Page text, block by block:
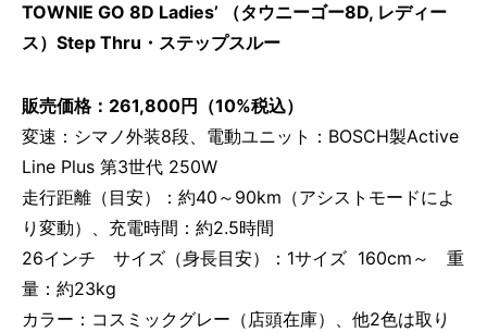
TOWNIE GO 8D Ladies’ （タウニーゴー8D, レディー
ス）Step Thru・ステップスルー
販売価格：261,800円（10%税込）
変速：シマノ外装8段、電動ユニット：BOSCH製Active
Line Plus 第3世代 250W
走行距離（目安）：約40～90km（アシストモードによ
り変動）、充電時間：約2.5時間
26インチ サイズ（身長目安）：1サイズ 160cm～ 重
量：約23kg
カラー：コスミックグレー（店頭在庫）、他2色は取り